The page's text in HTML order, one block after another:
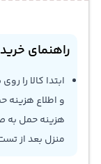
راهنمای خرید
ابتدا کالا را
و اطلاع هزینه
هزینه حمل به
منزل بعد از